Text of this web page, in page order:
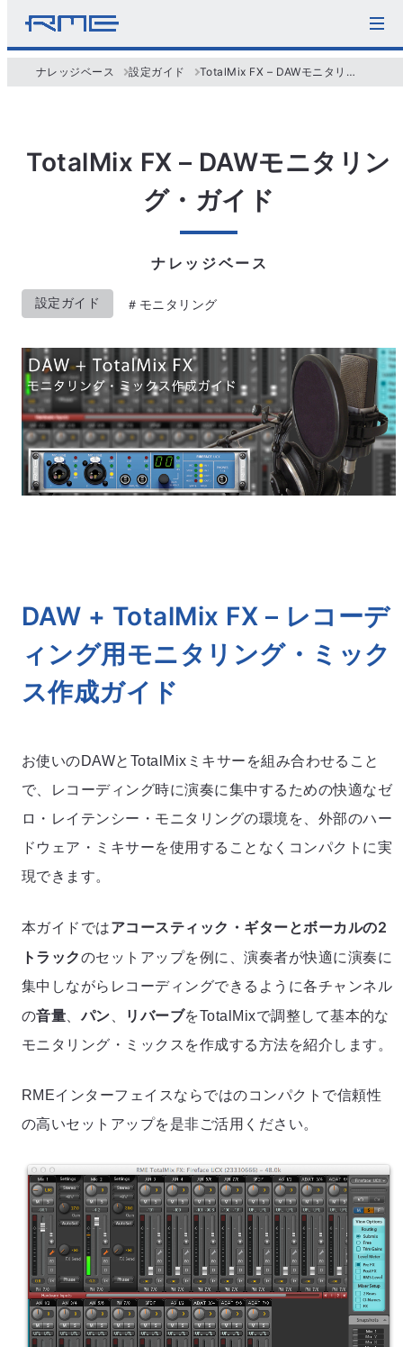
ナレッジベース 設定ガイド TotalMix FX – DAWモニタリング・ガイド
TotalMix FX – DAWモニタリン
グ・ガイド
ナレッジベース
設定ガイド モニタリング
DAW + TotalMix FX – レコーデ
ィング用モニタリング・ミック
ス作成ガイド
お使いのDAWとTotalMixミキサーを組み合わせること
で、レコーディング時に演奏に集中するための快適なゼ
ロ・レイテンシー・モニタリングの環境を、外部のハー
ドウェア・ミキサーを使用することなくコンパクトに実
現できます。
本ガイドではアコースティック・ギターとボーカルの2
トラックのセットアップを例に、演奏者が快適に演奏に
集中しながらレコーディングできるように各チャンネル
の音量 、パン リバーブをTotalMixで調整して基本的な
モニタリング・ミックスを作成する方法を紹介します。
RMEインターフェイスならではのコンパクトで信頼性
の高いセットアップを是非ご活用ください。